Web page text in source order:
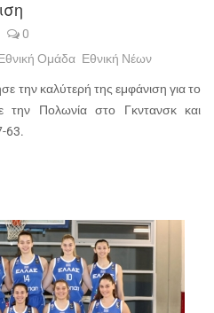
0
Ομάδα Εθνική Νέων
την καλύτερή της εμφάνιση για το
την Πολωνία στο Γκντανσκ και
63.